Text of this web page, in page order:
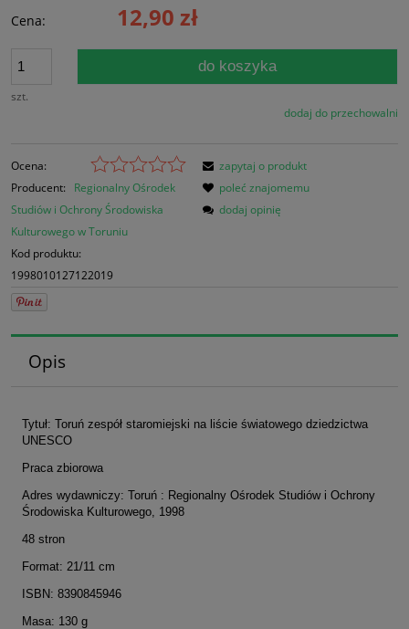
Cena: 12,90 zł
szt.
do koszyka
dodaj do przechowalni
Ocena:
Producent:
Regionalny Ośrodek
Studiów i Ochrony Środowiska
Kulturowego w Toruniu
Kod produktu:
1998010127122019
zapytaj o produkt
poleć znajomemu
dodaj opinię
Opis
Tytuł: Toruń zespół staromiejski na liście światowego dziedzictwa
UNESCO
Praca zbiorowa
Adres wydawniczy: Toruń : Regionalny Ośrodek Studiów i Ochrony
Środowiska Kulturowego, 1998
48 stron
Format: 21/11 cm
ISBN: 8390845946
Masa: 130 g